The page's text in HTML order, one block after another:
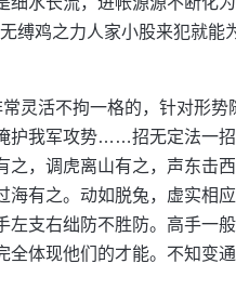
缚鸡之力人家小股来犯就能
灵活不拘一格的，针对形势
护我军攻势……招无定法一
，调虎离山有之，声东击
有之。动如脱兔，虚实相
支右绌防不胜防。高手一
体现他们的才能。不知变通